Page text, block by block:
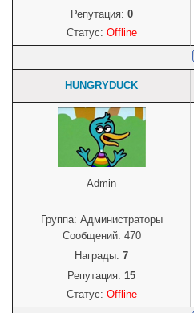
Репутация: 0
Статус: Offline
HUNGRYDUCK
Admin
Группа: Администраторы
Сообщений: 470
Награды: 7
Репутация: 15
Статус: Offline